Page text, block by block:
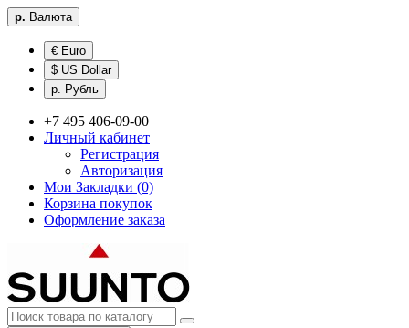
р. Валюта
€ Euro
$ US Dollar
р. Рубль
+7 495 406-09-00
Личный кабинет
Регистрация
Авторизация
Мои Закладки (0)
Корзина покупок
Оформление заказа